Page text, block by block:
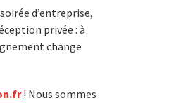
d’entreprise,
privée : à
change
! Nous sommes